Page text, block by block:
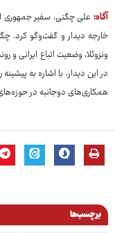
آگاه: علی چگنی، سفیر جمهوری
خارجه دیدار و گفت‌وگو کرد.
ونزوئلا، وضعیت اتباع ایرانی و
در این دیدار، با اشاره به
همکاری‌های دوجانبه در
برچسب‌ها